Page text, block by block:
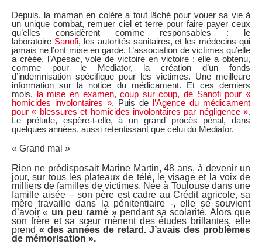
Depuis, la maman en colère a tout lâché pour vouer sa vie à
un unique combat, remuer ciel et terre pour faire payer ceux
qu’elles considèrent comme responsables : le
laboratoire Sanofi, les autorités sanitaires, et les médecins qui
jamais ne l’ont mise en garde. L’association de victimes qu’elle
a créée, l’Apesac, vole de victoire en victoire : elle a obtenu,
comme pour le Mediator, la création d’un fonds
d’indemnisation spécifique pour les victimes. Une meilleure
information sur la notice du médicament. Et ces derniers
mois, la mise en examen, coup sur coup, de Sanofi pour «
homicides involontaires ». Puis de l’Agence du médicament
pour « blessures et homicides involontaires par négligence ».
Le prélude, espère-t-elle, à un grand procès pénal, dans
quelques années, aussi retentissant que celui du Mediator.
« Grand mal »
Rien ne prédisposait Marine Martin, 48 ans, à devenir un
jour, sur tous les plateaux de télé, le visage et la voix de
milliers de familles de victimes. Née à Toulouse dans une
famille aisée – son père est cadre au Crédit agricole, sa
mère travaille dans la pénitentiaire -, elle se souvient
d’avoir « un peu ramé »pendant sa scolarité. Alors que
son frère et sa sœur mènent des études brillantes, elle
prend « des années de retard. J’avais des problèmes
de mémorisation ».